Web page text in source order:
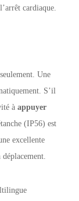
cardiaque.
Une
S’il
àappuyer
(IP56) est
excellente